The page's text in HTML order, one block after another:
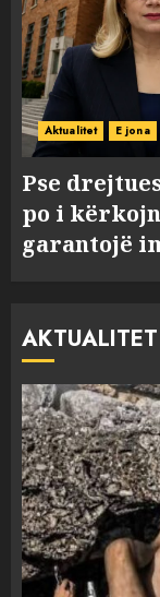
Aktualitet E jona
Pse
po i
garantojë
AKTUALITET